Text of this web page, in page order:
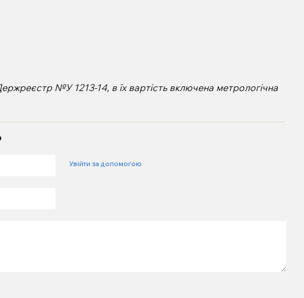
№У 1213-14, в їх вартість включена метрологічна
Увійти за допомогою